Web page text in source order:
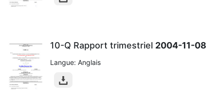
10-Q Rapport trimestriel 2004-11-08
Langue: Anglais